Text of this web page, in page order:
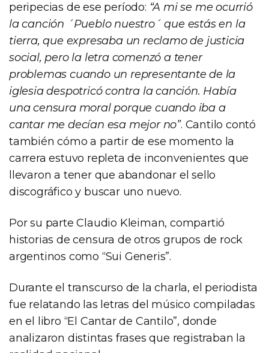
peripecias de ese período: “A mi se me ocurrió
la canción ´Pueblo nuestro´ que estás en la
tierra, que expresaba un reclamo de justicia
social, pero la letra comenzó a tener
problemas cuando un representante de la
iglesia despotricó contra la canción. Había
una censura moral porque cuando iba a
cantar me decían esa mejor no”. Cantilo contó
también cómo a partir de ese momento la
carrera estuvo repleta de inconvenientes que
llevaron a tener que abandonar el sello
discográfico y buscar uno nuevo.
Por su parte Claudio Kleiman, compartió
historias de censura de otros grupos de rock
argentinos como “Sui Generis”.
Durante el transcurso de la charla, el periodista
fue relatando las letras del músico compiladas
en el libro “El Cantar de Cantilo”, donde
analizaron distintas frases que registraban la